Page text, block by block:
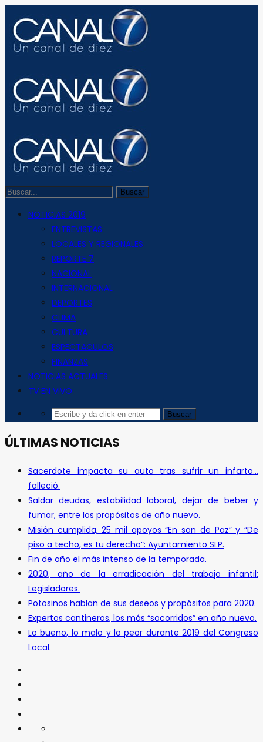
NOTICIAS 2019
ENTREVISTAS
LOCALES Y REGIONALES
REPORTE 7
NACIONAL
INTERNACIONAL
DEPORTES
CLIMA
CULTURA
ESPECTACULOS
FINANZAS
NOTICIAS ACTUALES
TV EN VIVO
ÚLTIMAS NOTICIAS
Sacerdote impacta su auto tras sufrir un infarto…
falleció.
Saldar deudas, estabilidad laboral, dejar de beber y
fumar, entre los propósitos de año nuevo.
Misión cumplida, 25 mil apoyos “En son de Paz” y “De
piso a techo, es tu derecho”: Ayuntamiento SLP.
Fin de año el más intenso de la temporada.
2020, año de la erradicación del trabajo infantil:
Legisladores.
Potosinos hablan de sus deseos y propósitos para 2020.
Expertos cantineros, los más “socorridos” en año nuevo.
Lo bueno, lo malo y lo peor durante 2019 del Congreso
Local.